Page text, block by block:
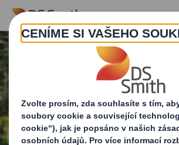
Skip to main content